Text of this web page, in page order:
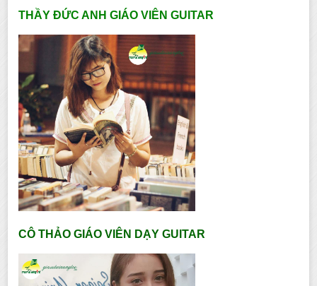
THẦY ĐỨC ANH GIÁO VIÊN GUITAR
CÔ THẢO GIÁO VIÊN DẠY GUITAR